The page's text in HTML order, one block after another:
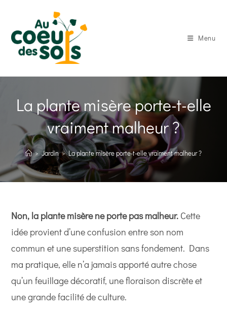
content
Menu
La plante misère porte-t-elle
vraiment malheur ?
> Jardin > La plante misère porte-t-elle vraiment malheur ?
Non, la plante misère ne porte pas malheur. Cette
idée provient d’une confusion entre son nom
commun et une superstition sans fondement. Dans
ma pratique, elle n’a jamais apporté autre chose
qu’un feuillage décoratif, une floraison discrète et
une grande facilité de culture.